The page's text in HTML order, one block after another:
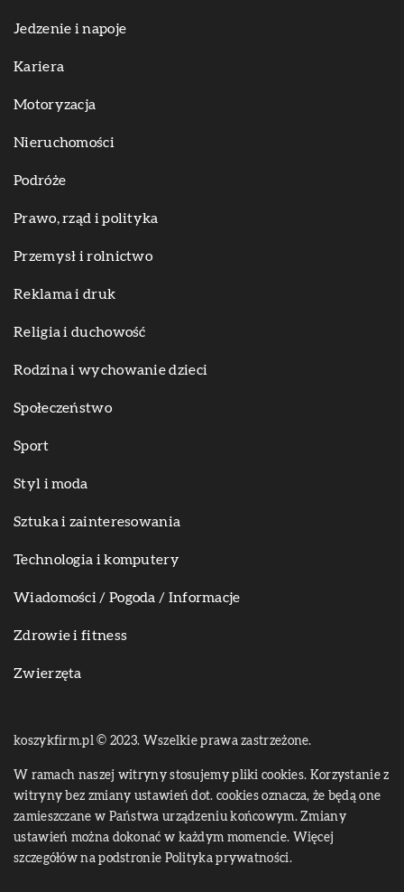
Jedzenie i napoje
Kariera
Motoryzacja
Nieruchomości
Podróże
Prawo, rząd i polityka
Przemysł i rolnictwo
Reklama i druk
Religia i duchowość
Rodzina i wychowanie dzieci
Społeczeństwo
Sport
Styl i moda
Sztuka i zainteresowania
Technologia i komputery
Wiadomości / Pogoda / Informacje
Zdrowie i fitness
Zwierzęta
koszykfirm.pl © 2023. Wszelkie prawa zastrzeżone.
W ramach naszej witryny stosujemy pliki cookies. Korzystanie z
witryny bez zmiany ustawień dot. cookies oznacza, że będą one
zamieszczane w Państwa urządzeniu końcowym. Zmiany
ustawień można dokonać w każdym momencie. Więcej
szczegółów na podstronie Polityka prywatności.